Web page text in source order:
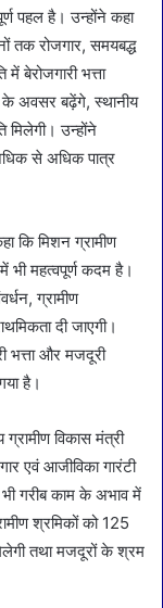
पहल है। उन्होंने कहा
तक रोजगार, समयबद्ध
बेरोजगारी भत्ता
के अवसर बढ़ेंगे, स्थानीय
मिलेगी। उन्होंने
से अधिक पात्र
कि मिशन ग्रामीण
भी महत्वपूर्ण कदम है।
ग्रामीण
दी जाएगी।
भत्ता और मजदूरी
है।
विकास मंत्री
एवं आजीविका गारंटी
गरीब काम के अभाव में
श्रमिकों को 125
तथा मजदूरों के श्रम